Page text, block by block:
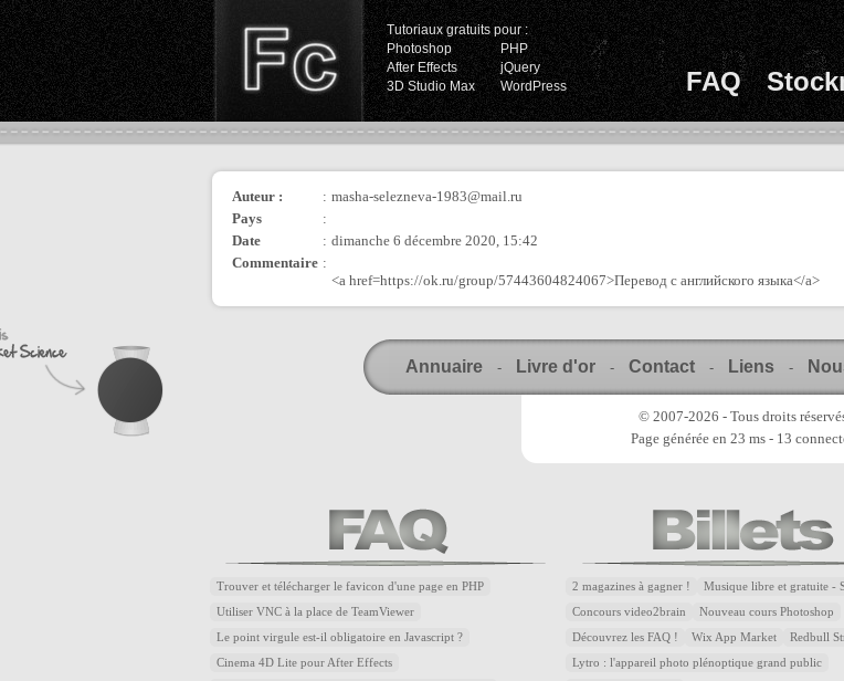
Tutoriaux gratuits pour :
Photoshop
PHP
After Effects
jQuery
3D Studio Max
WordPress FAQ
Auteur : : masha-selezneva-1983@mail.ru
Pays
:
Date
: dimanche 6 décembre 2020, 15:42
Commentaire :
<a href=https://ok.ru/group/57443604824067>Перевод с английского языка</a>
Annuaire - Livre d'or - Contact - Liens -
© 2007-2026 - Tous droits
Page générée en 23 ms - 13
Trouver et télécharger le favicon d'une page en PHP
Utiliser VNC à la place de TeamViewer
Le point virgule est-il obligatoire en Javascript ?
Cinema 4D Lite pour After Effects
2 magazines à gagner ! Musique libre et gratuite -
Concours video2brain Nouveau cours Photoshop
Découvrez les FAQ ! Wix App Market Redbull
Lytro : l'appareil photo plénoptique grand public